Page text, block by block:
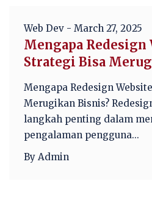
Web Dev - March 27, 2025
Mengapa Redesign
Strategi Bisa
Mengapa Redesign
Merugikan Bisnis?
langkah penting dalam
pengalaman pengguna...
By Admin